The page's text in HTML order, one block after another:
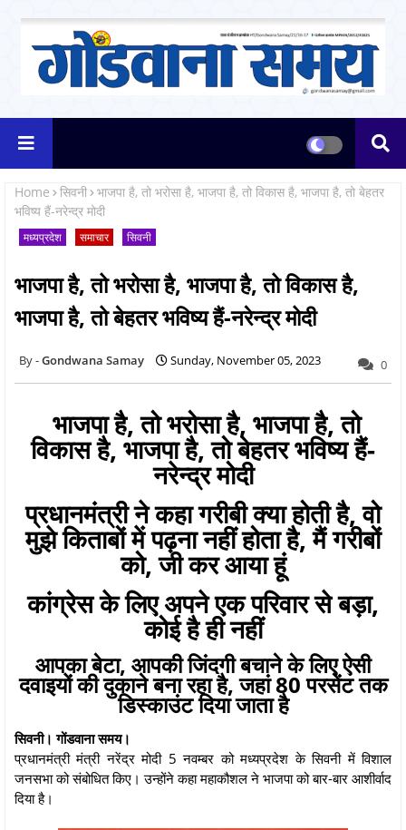
Home सिवनी भाजपा है, तो भरोसा है, भाजपा है, तो विकास है, भाजपा है, तो बेहतर
भविष्य हैं-नरेन्द्र मोदी
मध्यप्रदेश समाचार सिवनी
भाजपा है, तो भरोसा है, भाजपा है, तो विकास है,
भाजपा है, तो बेहतर भविष्य हैं-नरेन्द्र मोदी
Gondwana Samay Sunday, November 05, 2023 0
भाजपा है, तो भरोसा है, भाजपा है, तो
विकास है, भाजपा है, तो बेहतर भविष्य हैं-
नरेन्द्र मोदी
प्रधानमंत्री ने कहा गरीबी क्या होती है, वो
मुझे किताबों में पढ़ना नहीं होता है, मैं गरीबों
को, जी कर आया हूं
कांग्रेस के लिए अपने एक परिवार से बड़ा,
कोई है ही नहीं
आपका बेटा, आपकी जिंदगी बचाने के लिए ऐसी
दवाइयों की दुकाने बना रहा है, जहां 80 परसेंट तक
डिस्काउंट दिया जाता है
सिवनी। गोंडवाना समय।
प्रधानमंत्री मंत्री नरेंद्र मोदी 5 नवम्बर को मध्यप्रदेश के सिवनी में विशाल
जनसभा को संबोधित किए। उन्होंने कहा महाकौशल ने भाजपा को बार-बार आशीर्वाद
दिया है।